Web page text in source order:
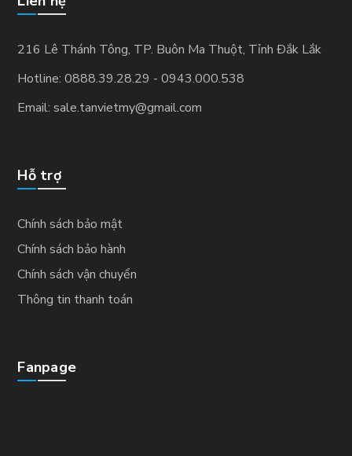
216 Lê Thánh Tông, TP. Buôn Ma Thuột, Tỉnh Ðắk Lắk
Hotline: 0888.39.28.29 - 0943.000.538
Email: sale.tanvietmy@gmail.com
Hỗ trợ
Chính sách bảo mật
Chính sách bảo hành
Chính sách vận chuyển
Thông tin thanh toán
Fanpage